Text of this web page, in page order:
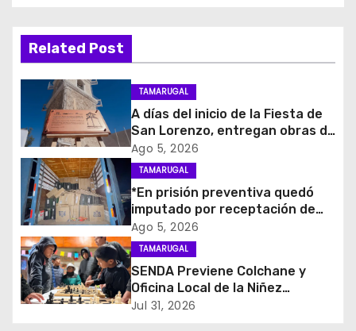
a
c
ó
n
d
e
e
n
Related Post
TAMARUGAL
A días del inicio de la Fiesta de
San Lorenzo, entregan obras de
emergencia para resguardar su
histórico campanario
Ago 5, 2026
TAMARUGAL
*En prisión preventiva quedó
imputado por receptación de
cigarrillos avaluados en $1.600
millones*
Ago 5, 2026
TAMARUGAL
SENDA Previene Colchane y
Oficina Local de la Niñez
promueven el buen uso del
Jul 31, 2026